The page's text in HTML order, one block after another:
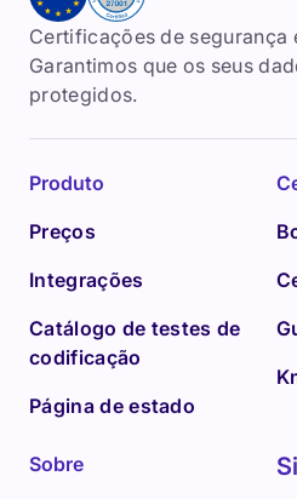
Certificações de segurança
Garantimos que os seus
protegidos.
Produto
Preços
Integrações
Catálogo de testes de
codificação
Página de estado
Sobre